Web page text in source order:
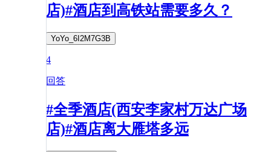
店)#酒店到高铁站需要多久？
YoYo_6I2M7G3B
4
回答
#全季酒店(西安李家村万达广场
店)#酒店离大雁塔多远